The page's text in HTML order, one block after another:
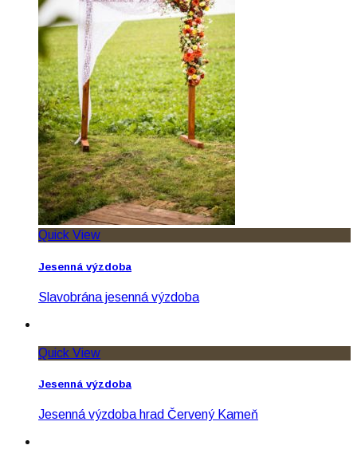
Quick View
Jesenná výzdoba
Slavobrána jesenná výzdoba
Quick View
Jesenná výzdoba
Jesenná výzdoba hrad Červený Kameň